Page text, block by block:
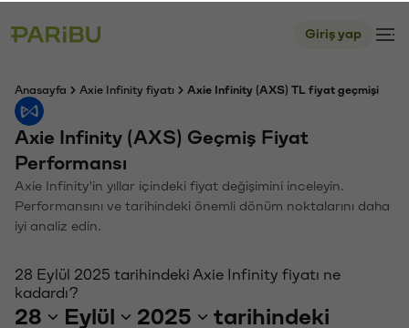
Giriş yap
Anasayfa Axie Infinity fiyatı Axie Infinity (AXS) TL fiyat geçmişi
Axie Infinity (AXS) Geçmiş Fiyat
Performansı
Axie Infinity'in yıllar içindeki fiyat değişimini inceleyin.
Performansını ve tarihindeki önemli dönüm noktalarını daha
iyi analiz edin.
28 Eylül 2025 tarihindeki Axie Infinity fiyatı ne
kadardı?
28 Eylül 2025
tarihindeki